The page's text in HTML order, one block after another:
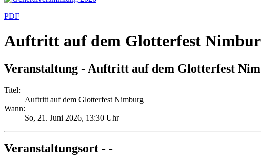
PDF
Auftritt auf dem Glotterfest
Veranstaltung - Auftritt auf dem Glotterfest
Titel:
Auftritt auf dem Glotterfest Nimburg
Wann:
So, 21. Juni 2026, 13:30 Uhr
Veranstaltungsort - -